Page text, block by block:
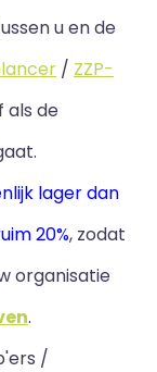
u en de
/ ZZP-
als de
lager dan
20%, zodat
organisatie
.
/